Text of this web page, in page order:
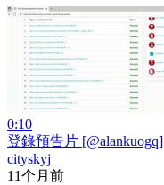
0:10
登錄預告片 [@alankuogq]
cityskyj
11个月前